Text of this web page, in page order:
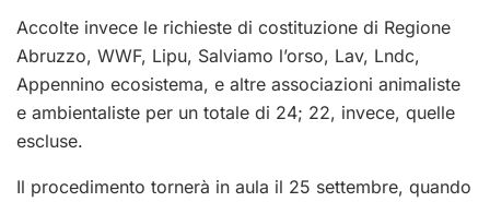
Accolte invece le richieste di costituzione di Regione
Abruzzo, WWF, Lipu, Salviamo l’orso, Lav, Lndc,
Appennino ecosistema, e altre associazioni animaliste
e ambientaliste per un totale di 24; 22, invece, quelle
escluse.
Il procedimento tornerà in aula il 25 settembre, quando